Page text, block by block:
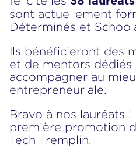
sont actuellement
Déterminés et
Ils bénéficieront des
et de mentors dédiés
accompagner au
entrepreneuriale.
Bravo à nos lauréats
première promotion
Tech Tremplin